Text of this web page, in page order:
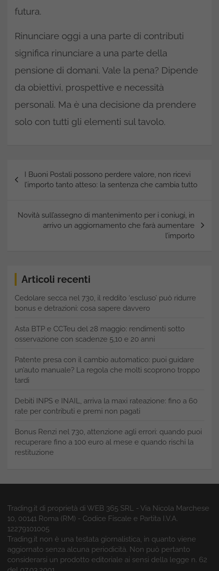
futura.
Rinunciare oggi a una parte di contributi
significa rinunciare a una parte della
pensione di domani. Vale la pena? Dipende
da obiettivi, prospettive e necessità
personali. Ma è una decisione da prendere
solo con tutti gli elementi sul tavolo.
articoli
I Buoni Postali possono perdere valore, non ricevi
l’importo tanto atteso: la sentenza che cambia tutto
Novità sull’assegno di mantenimento per i coniugi, in
arrivo un aggiornamento che farà aumentare
l’importo
Articoli recenti
Cedolare secca nel 730, il reddito ‘escluso’ può ridurre
bonus e detrazioni: cosa sapere davvero
Asta BTP e CCTeu del 28 maggio: rendimenti sotto
osservazione con scadenze 5,10 e 20 anni
Patente presa con il cambio automatico: puoi guidare
un’auto manuale? La regola che molti scoprono troppo
tardi
Debiti INPS e INAIL, arriva la maxi rateazione: fino a 60
rate per contributi e premi non pagati
Bonus Renzi nel 730, attenzione agli errori: quando puoi
recuperare fino a 100 euro al mese e quando rischi la
restituzione
Trading.it di proprietà di WEB 365 SRL - Via Nicola Marchese
10, 00141 Roma (RM) - Codice Fiscale e Partita I.V.A.
12279101005
Trading.it non è una testata giornalistica, in quanto viene
aggiornato senza alcuna periodicità. Non può pertanto
considerarsi un prodotto editoriale ai sensi della legge n. 62